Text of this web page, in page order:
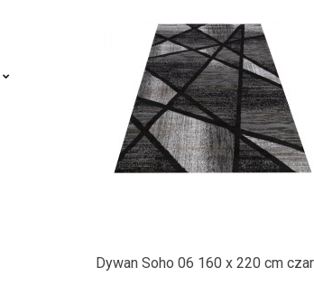
Dywan Soho 06 160 x 220 cm